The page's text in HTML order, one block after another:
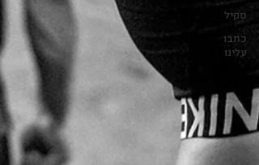
סקיל
כתבו
עלינו